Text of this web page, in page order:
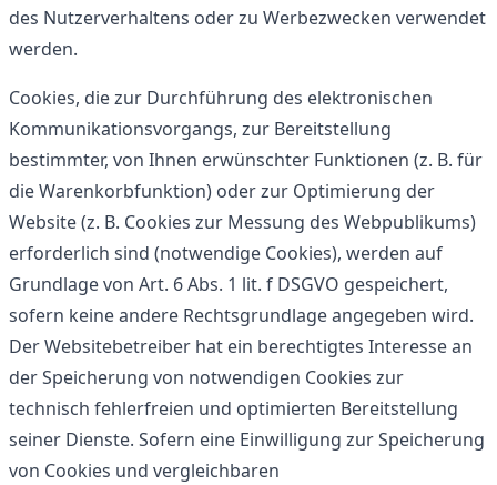
des Nutzerverhaltens oder zu Werbezwecken verwendet
werden.
Cookies, die zur Durchführung des elektronischen
Kommunikationsvorgangs, zur Bereitstellung
bestimmter, von Ihnen erwünschter Funktionen (z. B. für
die Warenkorbfunktion) oder zur Optimierung der
Website (z. B. Cookies zur Messung des Webpublikums)
erforderlich sind (notwendige Cookies), werden auf
Grundlage von Art. 6 Abs. 1 lit. f DSGVO gespeichert,
sofern keine andere Rechtsgrundlage angegeben wird.
Der Websitebetreiber hat ein berechtigtes Interesse an
der Speicherung von notwendigen Cookies zur
technisch fehlerfreien und optimierten Bereitstellung
seiner Dienste. Sofern eine Einwilligung zur Speicherung
von Cookies und vergleichbaren